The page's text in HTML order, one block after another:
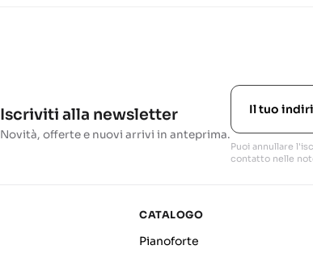
Iscriviti alla newsletter
Novità, offerte e nuovi arrivi in anteprima.
Puoi annullare
contatto nelle
CATALOGO
Pianoforte